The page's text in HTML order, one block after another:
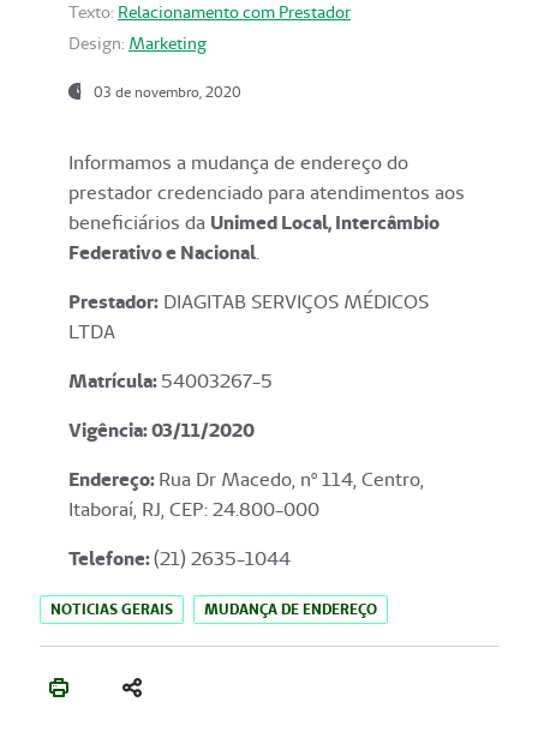
Texto: Relacionamento com Prestador
Design: Marketing
03 de novembro, 2020
Informamos a mudança de endereço do
prestador credenciado para atendimentos aos
beneficiários da Unimed Local, Intercâmbio
Federativo e Nacional.
Prestador: DIAGITAB SERVIÇOS MÉDICOS
LTDA
Matrícula:54003267-5
Vigência: 03/11/2020
Endereço:Rua Dr Macedo, nº 114, Centro,
Itaboraí, RJ, CEP: 24.800-000
Telefone:(21) 2635-1044
NOTICIAS GERAIS MUDANÇA DE ENDEREÇO